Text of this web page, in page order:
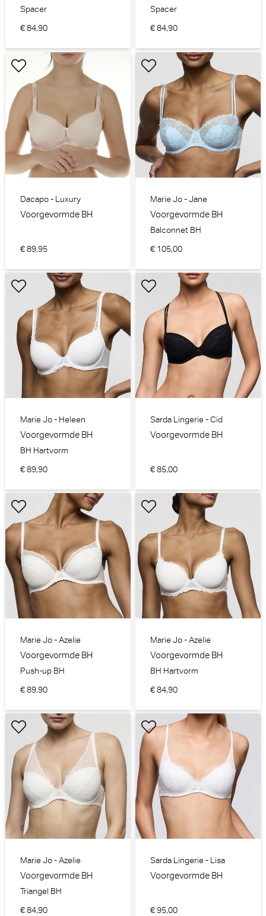
Spacer
€ 84,90
Spacer
€ 84,90
Dacapo - Luxury
Voorgevormde BH
€ 89,95
Marie Jo - Jane
Voorgevormde BH
Balconnet BH
€ 105,00
Marie Jo - Heleen
Voorgevormde BH
BH Hartvorm
€ 89,90
Sarda Lingerie - Cid
Voorgevormde BH
€ 85,00
Marie Jo - Azelie
Voorgevormde BH
Push-up BH
€ 89,90
Marie Jo - Azelie
Voorgevormde BH
BH Hartvorm
€ 84,90
Marie Jo - Azelie
Voorgevormde BH
Triangel BH
€ 84,90
Sarda Lingerie - Lisa
Voorgevormde BH
€ 95,00